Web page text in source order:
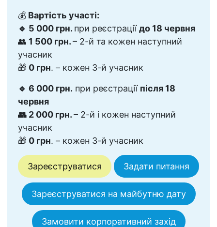
💰 Вартість участі:
🔹 5 000 грн. при реєстраціїдо 18 червня
👥 1 500 грн.– 2-й та кожен наступний
учасник
🎁 0 грн. – кожен 3-й учасник
🔹 6 000 грн. при реєстрації після 18
червня
👥 2 000 грн.– 2-й і кожен наступний
учасник
🎁 0 грн. – кожен 3-й учасник
Зареєструватися Задати питання
Зареєструватися на майбутню дату
Замовити корпоративний захід